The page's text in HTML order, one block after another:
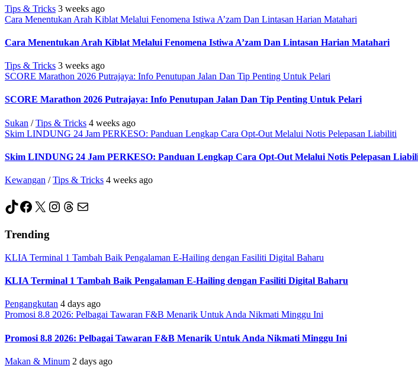
Tips & Tricks 3 weeks ago
Cara Menentukan Arah Kiblat Melalui Fenomena Istiwa A’zam Dan Lintasan Harian Matahari
Cara Menentukan Arah Kiblat Melalui Fenomena Istiwa A’zam Dan Lintasan Harian Matahari
Tips & Tricks 3 weeks ago
SCORE Marathon 2026 Putrajaya: Info Penutupan Jalan Dan Tip Penting Untuk Pelari
SCORE Marathon 2026 Putrajaya: Info Penutupan Jalan Dan Tip Penting Untuk Pelari
Sukan /Tips & Tricks 4 weeks ago
Skim LINDUNG 24 Jam PERKESO: Panduan Lengkap Cara Opt-Out Melalui Notis Pelepasan Liabiliti
Skim LINDUNG 24 Jam PERKESO: Panduan Lengkap Cara Opt-Out Melalui Notis Pelepasan
Kewangan /Tips & Tricks 4 weeks ago
TikTok
Facebook
X Instagram
Threads
Mail
Trending
KLIA Terminal 1 Tambah Baik Pengalaman E-Hailing dengan Fasiliti Digital Baharu
KLIA Terminal 1 Tambah Baik Pengalaman E-Hailing dengan Fasiliti Digital Baharu
Pengangkutan 4 days ago
Promosi 8.8 2026: Pelbagai Tawaran F&B Menarik Untuk Anda Nikmati Minggu Ini
Promosi 8.8 2026: Pelbagai Tawaran F&B Menarik Untuk Anda Nikmati Minggu Ini
Makan & Minum 2 days ago